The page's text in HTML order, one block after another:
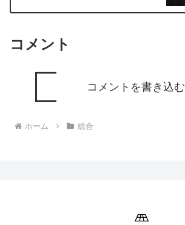
コメント
コメントを書き込む
ホーム 総合